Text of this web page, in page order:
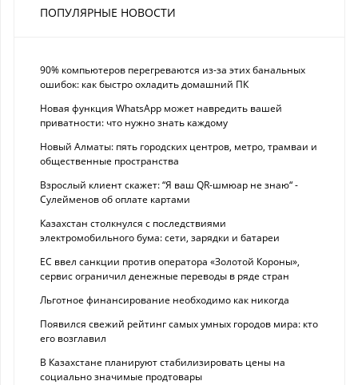
ПОПУЛЯРНЫЕ НОВОСТИ
90% компьютеров перегреваются из-за этих банальных
ошибок: как быстро охладить домашний ПК
Новая функция WhatsApp может навредить вашей
приватности: что нужно знать каждому
Новый Алматы: пять городских центров, метро, трамваи и
общественные пространства
Взрослый клиент скажет: “Я ваш QR-шмюар не знаю“ -
Сулейменов об оплате картами
Казахстан столкнулся с последствиями
электромобильного бума: сети, зарядки и батареи
ЕС ввел санкции против оператора «Золотой Короны»,
сервис ограничил денежные переводы в ряде стран
Льготное финансирование необходимо как никогда
Появился свежий рейтинг самых умных городов мира: кто
его возглавил
В Казахстане планируют стабилизировать цены на
социально значимые продтовары